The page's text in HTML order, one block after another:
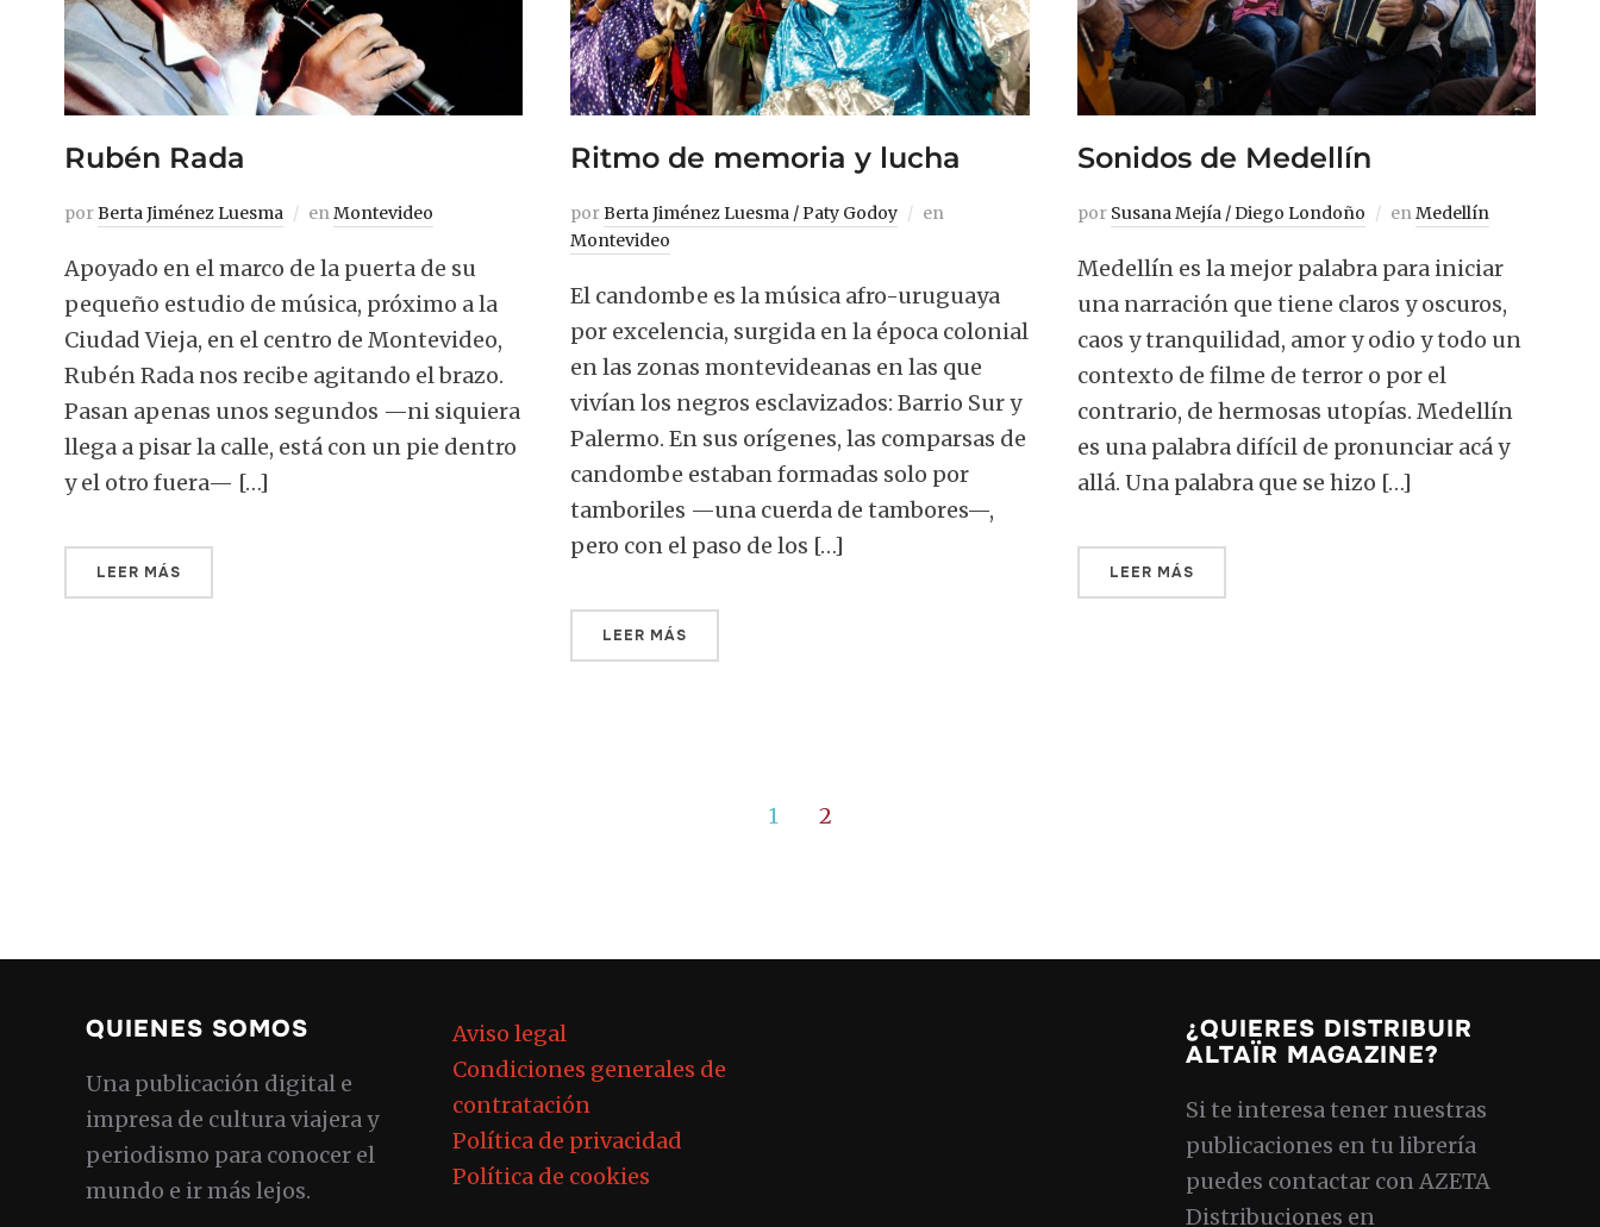
Rubén Rada
porBerta Jiménez Luesma enMontevideo
Apoyado en el marco de la puerta de su
pequeño estudio de música, próximo a la
Ciudad Vieja, en el centro de Montevideo,
Rubén Rada nos recibe agitando el brazo.
Pasan apenas unos segundos —ni siquiera
llega a pisar la calle, está con un pie dentro
y el otro fuera— […]
LEER MÁS
Ritmo de memoria y lucha
porBerta Jiménez Luesma / Paty Godoy
en
Montevideo
El candombe es la música afro-uruguaya
por excelencia, surgida en la época colonial
en las zonas montevideanas en las que
vivían los negros esclavizados: Barrio Sur y
Palermo. En sus orígenes, las comparsas de
candombe estaban formadas solo por
tamboriles —una cuerda de tambores—,
pero con el paso de los […]
LEER MÁS
Sonidos de Medellín
por Susana Mejía / Diego Londoño enMedellín
Medellín es la mejor palabra para iniciar
una narración que tiene claros y oscuros,
caos y tranquilidad, amor y odio y todo un
contexto de filme de terror o por el
contrario, de hermosas utopías. Medellín
es una palabra difícil de pronunciar acá y
allá. Una palabra que se hizo […]
LEER MÁS
1 2
QUIENES SOMOS
Una publicación digital e
impresa de cultura viajera y
periodismo para conocer el
mundo e ir más lejos.
Aviso legal
Condiciones generales de
contratación
Política de privacidad
Política de cookies
¿QUIERES DISTRIBUIR
ALTAÏR MAGAZINE?
Si te interesa tener nuestras
publicaciones en tu librería
puedes contactar con AZETA
Distribuciones en